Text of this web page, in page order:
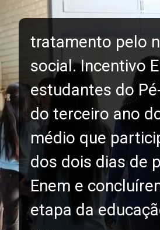
tratamento pelo
social. Incentivo
estudantes do
do terceiro ano
médio que
dos dois dias de
Enem e
etapa da